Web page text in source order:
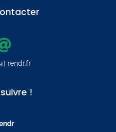
rendr.fr
!